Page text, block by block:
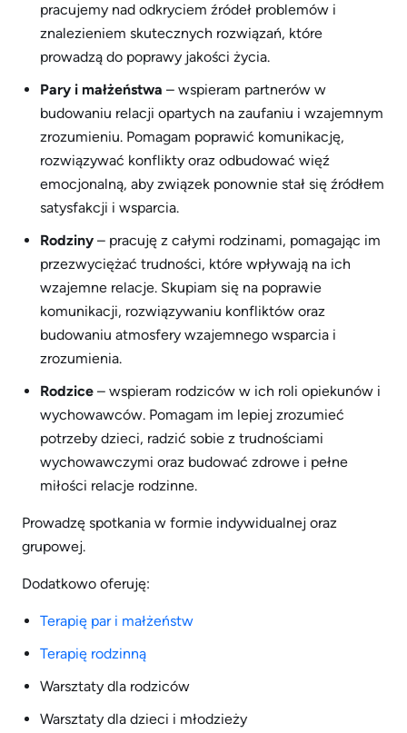
pracujemy nad odkryciem źródeł problemów i
znalezieniem skutecznych rozwiązań, które
prowadzą do poprawy jakości życia.
Pary i małżeństwa – wspieram partnerów w
budowaniu relacji opartych na zaufaniu i wzajemnym
zrozumieniu. Pomagam poprawić komunikację,
rozwiązywać konflikty oraz odbudować więź
emocjonalną, aby związek ponownie stał się źródłem
satysfakcji i wsparcia.
Rodziny – pracuję z całymi rodzinami, pomagając im
przezwyciężać trudności, które wpływają na ich
wzajemne relacje. Skupiam się na poprawie
komunikacji, rozwiązywaniu konfliktów oraz
budowaniu atmosfery wzajemnego wsparcia i
zrozumienia.
Rodzice – wspieram rodziców w ich roli opiekunów i
wychowawców. Pomagam im lepiej zrozumieć
potrzeby dzieci, radzić sobie z trudnościami
wychowawczymi oraz budować zdrowe i pełne
miłości relacje rodzinne.
Prowadzę spotkania w formie indywidualnej oraz
grupowej.
Dodatkowo oferuję:
Terapię par i małżeństw
Terapię rodzinną
Warsztaty dla rodziców
Warsztaty dla dzieci i młodzieży